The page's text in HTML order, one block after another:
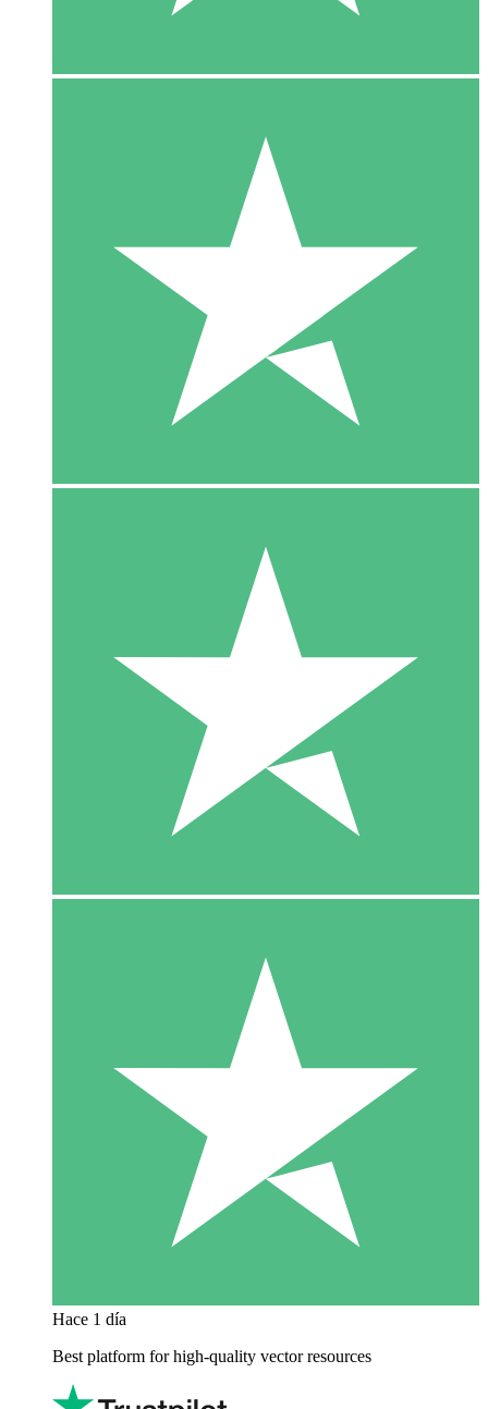
Hace 1 día
Best platform for high-quality vector resources